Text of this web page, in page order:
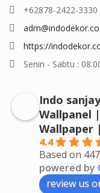
+62878-2422-3330
https://
Senin - Sabtu :
Indo
Wallpanel
Wallpaper
4.4
Based on
powered by
review us